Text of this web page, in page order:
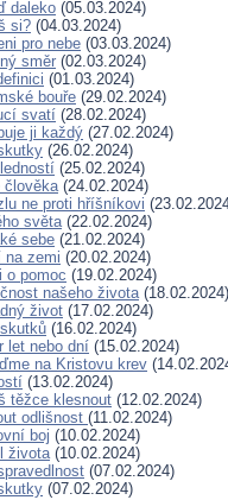
daleko (05.03.2024)
si? (04.03.2024)
pro nebe (03.03.2024)
směr (02.03.2024)
(01.03.2024)
bouře (29.02.2024)
svatí (28.02.2024)
ji každý (27.02.2024)
(26.02.2024)
(25.02.2024)
člověka(24.02.2024)
ne proti hříšníkovi
světa(22.02.2024)
sebe (21.02.2024)
na zemi (20.02.2024)
o pomoc (19.02.2024)
našeho života(18.02.2024)
život (17.02.2024)
(16.02.2024)
let nebo dní (15.02.2024)
na Kristovu krev
(13.02.2024)
těžce klesnout (12.02.2024)
odlišnost (11.02.2024)
boj (10.02.2024)
života(10.02.2024)
(07.02.2024)
(07.02.2024)